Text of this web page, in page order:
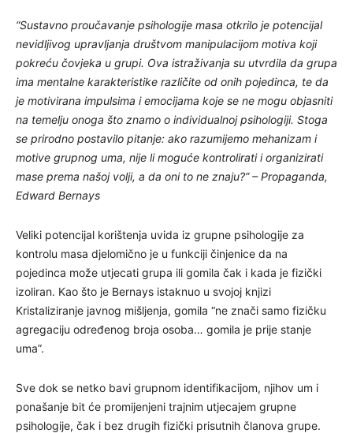
“Sustavno proučavanje psihologije masa otkrilo je potencijal
nevidljivog upravljanja društvom manipulacijom motiva koji
pokreću čovjeka u grupi. Ova istraživanja su utvrdila da grupa
ima mentalne karakteristike različite od onih pojedinca, te da
je motivirana impulsima i emocijama koje se ne mogu objasniti
na temelju onoga što znamo o individualnoj psihologiji. Stoga
se prirodno postavilo pitanje: ako razumijemo mehanizam i
motive grupnog uma, nije li moguće kontrolirati i organizirati
mase prema našoj volji, a da oni to ne znaju?” – Propaganda,
Edward Bernays
Veliki potencijal korištenja uvida iz grupne psihologije za
kontrolu masa djelomično je u funkciji činjenice da na
pojedinca može utjecati grupa ili gomila čak i kada je fizički
izoliran. Kao što je Bernays istaknuo u svojoj knjizi
Kristaliziranje javnog mišljenja, gomila “ne znači samo fizičku
agregaciju određenog broja osoba… gomila je prije stanje
uma”.
Sve dok se netko bavi grupnom identifikacijom, njihov um i
ponašanje bit će promijenjeni trajnim utjecajem grupne
psihologije, čak i bez drugih fizički prisutnih članova grupe.